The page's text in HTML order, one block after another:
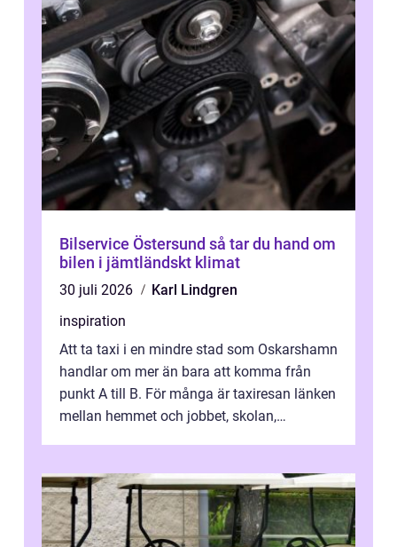
Bilservice Östersund så tar du hand om
bilen i jämtländskt klimat
30 juli 2026
Karl Lindgren
inspiration
Att ta taxi i en mindre stad som Oskarshamn
handlar om mer än bara att komma från
punkt A till B. För många är taxiresan länken
mellan hemmet och jobbet, skolan,